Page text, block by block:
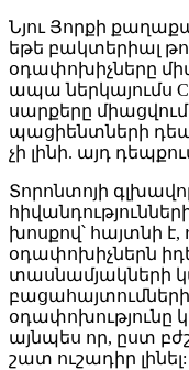
Նյու Յորքի
եթե բակտերիալ
օդափոխիչները
ապա ներկայումս
սարքերը միացվում
պացիենտների
չի լինի. այդ
Տորոնտոյի
խոսքով՝ հայտնի
օդափոխիչներն
տասնամյակների
օդափոխությունը
այնպես որ, ըստ
շատ ուշադիր լինել: